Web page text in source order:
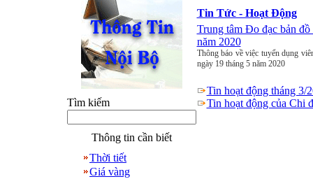
Tìm kiếm
Thông tin cần biết
Thời tiết
Giá vàng
Tin Tức - Hoạt Động
Trung tâm Đo đạc bản
năm 2020
Thông báo về việc tuyển dụng
ngày 19 tháng 5 năm 2020
Tin hoạt động tháng 3/
Tin hoạt động của Chi